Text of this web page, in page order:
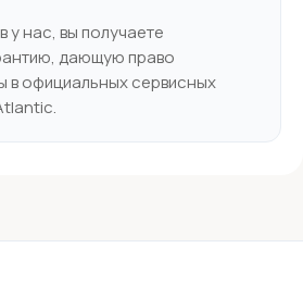
у нас, вы получаете
дающую право
в официальных сервисных